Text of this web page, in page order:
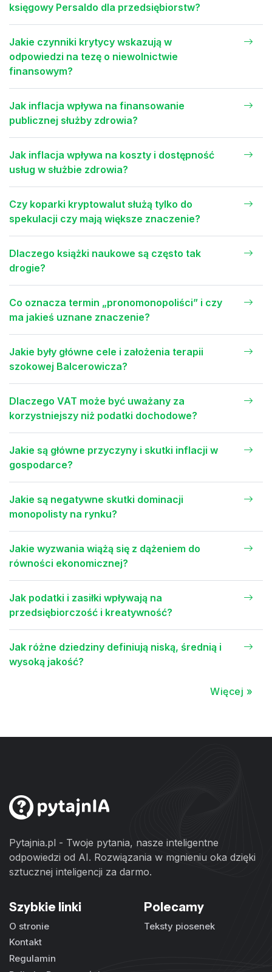
księgowy Persaldo dla przedsiębiorstw?
Jakie czynniki krytycy wskazują w
odpowiedzi na tezę o niewolnictwie
finansowym?
Jak inflacja wpływa na finansowanie
publicznej służby zdrowia?
Jak inflacja wpływa na koszty i dostępność
usług w służbie zdrowia?
Czy koparki kryptowalut służą tylko do
spekulacji czy mają większe znaczenie?
Dlaczego książki naukowe są często tak
drogie?
Co oznacza termin „pronomonopoliści” i czy
ma jakieś uznane znaczenie?
Jakie były główne cele i założenia terapii
szokowej Balcerowicza?
Dlaczego VAT może być uważany za
korzystniejszy niż podatki dochodowe?
Jakie są główne przyczyny i skutki inflacji w
gospodarce?
Jakie są negatywne skutki dominacji
monopolisty na rynku?
Jakie wyzwania wiążą się z dążeniem do
równości ekonomicznej?
Jak podatki i zasiłki wpływają na
przedsiębiorczość i kreatywność?
Jak różne dziedziny definiują niską, średnią i
wysoką jakość?
Więcej »
Pytajnia.pl - Twoje pytania, nasze inteligentne
odpowiedzi od AI. Rozwiązania w mgnieniu oka dzięki
sztucznej inteligencji za darmo.
Szybkie linki
O stronie
Kontakt
Regulamin
Polecamy
Teksty piosenek